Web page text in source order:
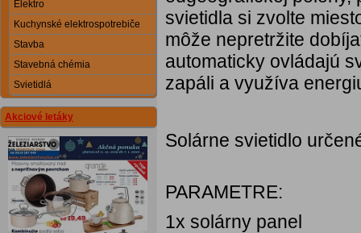
Elektro
Kuchynské elektrospotrebiče
Stavba
Stavebná chémia
Svietidlá
Akciové letáky
svietidla si zvolte
môže nepretržite
automaticky ovládajú
zapáli a využíva
Solárne svietidlo
PARAMETRE:
1x solárny panel